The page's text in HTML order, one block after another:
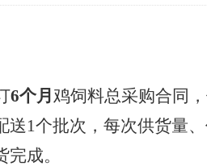
事项
动
情况
6个月 鸡饲料总采购合同
送1个批次 ， 每次供货量、
成。